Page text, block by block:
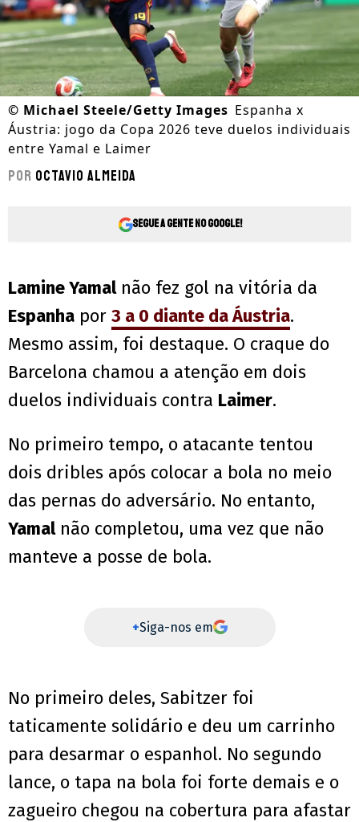
© Michael Steele/Getty Images Espanha x
Áustria: jogo da Copa 2026 teve duelos individuais
entre Yamal e Laimer
Por Octavio Almeida
Segue a gente no Google!
Lamine Yamalnão fez gol na vitória da
Espanha por 3 a 0 diante da Áustria.
Mesmo assim, foi destaque. O craque do
Barcelona chamou a atenção em dois
duelos individuais contra Laimer.
No primeiro tempo, o atacante tentou
dois dribles após colocar a bola no meio
das pernas do adversário. No entanto,
Yamalnão completou, uma vez que não
manteve a posse de bola.
+Siga-nos em
No primeiro deles, Sabitzer foi
taticamente solidário e deu um carrinho
para desarmar o espanhol. No segundo
lance, o tapa na bola foi forte demais e o
zagueiro chegou na cobertura para afastar